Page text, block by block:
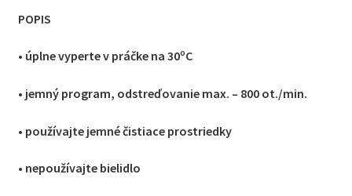
POPIS
• úplne vyperte v práčke na 30ºC
• jemný program, odstreďovanie max. – 800 ot./min.
• používajte jemné čistiace prostriedky
• nepoužívajte bielidlo